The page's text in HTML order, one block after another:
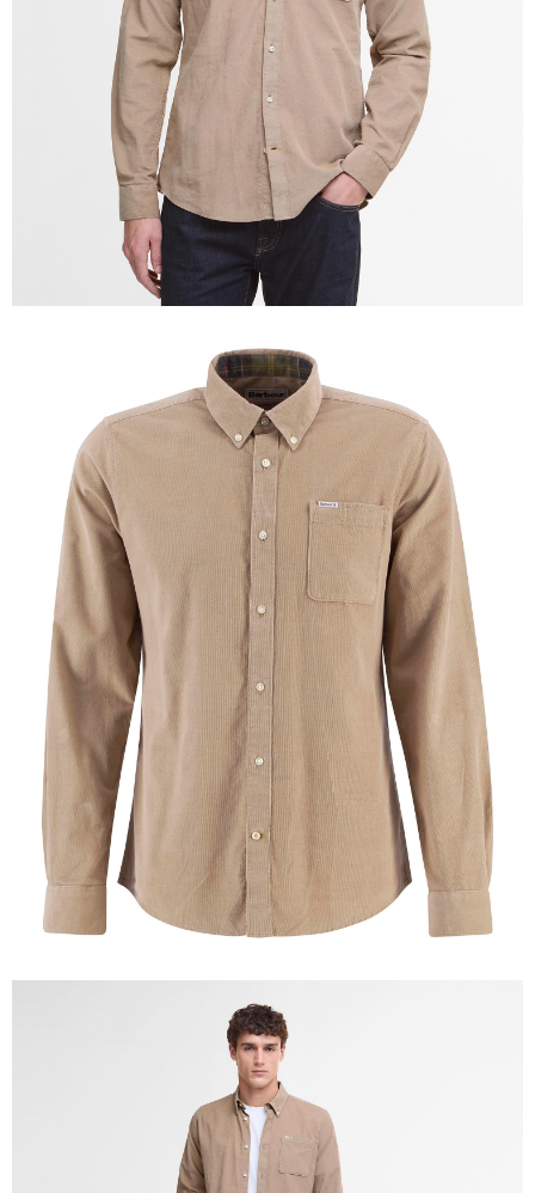
２．關於個人資料處理事宜，請瀏覽以下網址：
https://aftee.tw/terms/#terms3
３．未成年的使用者請事先徵得法定代理人或監護人之同意方可使用
「AFTEE先享後付」，若未經同意申辦者引起之損失，本公司不負相關責
４．使用「AFTEE先享後付」時，將依據個別帳號之用戶狀況，依本公司即
時審查核予不同之上限額度；若仍有額度不足之情形，本公司將視審查結果
請求用戶進行身份認證。
５．嚴禁一人註冊多個帳號或使用他人資訊註冊。若發現惡意使用之情形，
恩沛科技股份有限公司將有權停止該用戶之使用額度並採取法律行動。